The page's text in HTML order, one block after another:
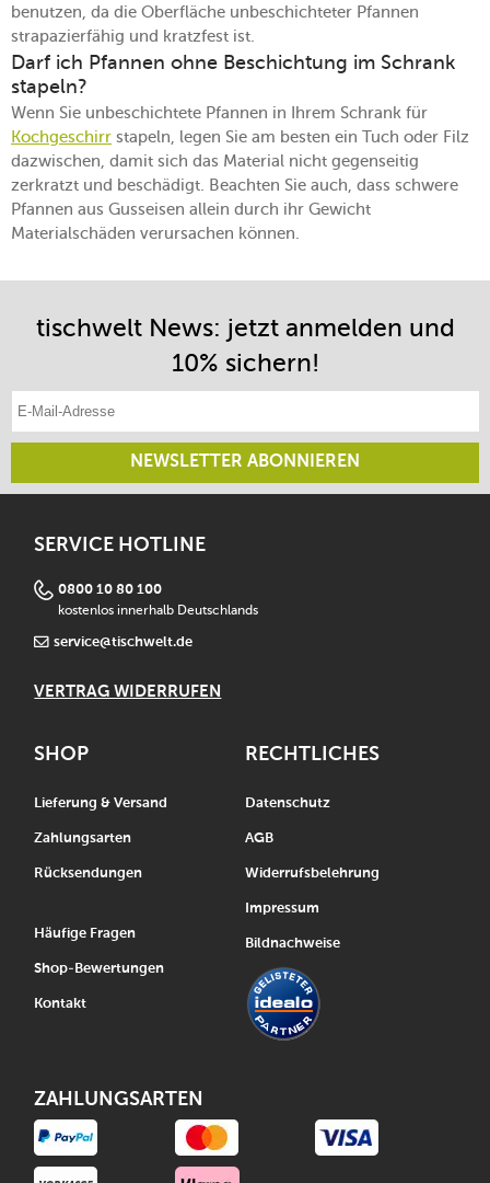
benutzen, da die Oberfläche unbeschichteter Pfannen
strapazierfähig und kratzfest ist.
Darf ich Pfannen ohne Beschichtung im Schrank
stapeln?
Wenn Sie unbeschichtete Pfannen in Ihrem Schrank für
Kochgeschirr stapeln, legen Sie am besten ein Tuch oder Filz
dazwischen, damit sich das Material nicht gegenseitig
zerkratzt und beschädigt. Beachten Sie auch, dass schwere
Pfannen aus Gusseisen allein durch ihr Gewicht
Materialschäden verursachen können.
tischwelt News: jetzt anmelden und
10% sichern!
E-Mail-Adresse eintragen
NEWSLETTER ABONNIEREN
SERVICE HOTLINE
0800 10 80 100
kostenlos innerhalb Deutschlands
service@tischwelt.de
VERTRAG WIDERRUFEN
SHOP
Lieferung & Versand
Zahlungsarten
Rücksendungen
Häufige Fragen
Shop-Bewertungen
Kontakt
RECHTLICHES
Datenschutz
AGB
Widerrufsbelehrung
Impressum
Bildnachweise
ZAHLUNGSARTEN